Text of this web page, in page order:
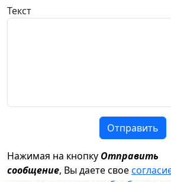
Текст
Отправить
Нажимая на кнопку Отправить
сообщение, Вы даете свое